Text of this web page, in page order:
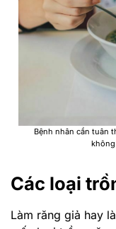
Bệnh nhân cần tuân
Các loại
Làm răng giả hay